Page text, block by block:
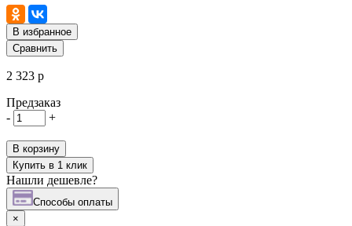
В избранное
Сравнить
2 323 р
Предзаказ
-
+
В корзину
Купить в 1 клик
Нашли дешевле?
Cпособы оплаты
×